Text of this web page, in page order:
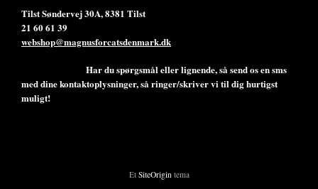
Tilst Søndervej 30A, 8381 Tilst
21 60 61 39
webshop@magnusforcatsdenmark.dk
Har du spørgsmål eller lignende, så send os en sms
med dine kontaktoplysninger, så ringer/skriver vi til dig hurtigst
muligt!
Et SiteOrigin tema